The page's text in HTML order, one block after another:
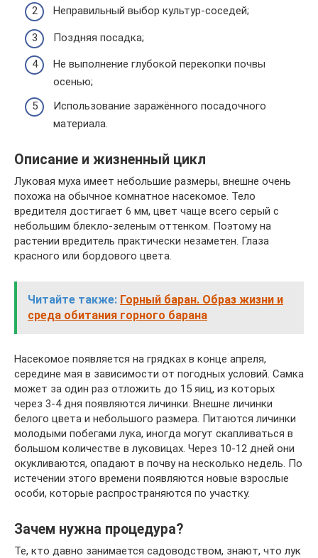
Неправильный выбор культур-соседей;
Поздняя посадка;
Не выполнение глубокой перекопки почвы
осенью;
Использование заражённого посадочного
материала.
Описание и жизненный цикл
Луковая муха имеет небольшие размеры, внешне очень
похожа на обычное комнатное насекомое. Тело
вредителя достигает 6 мм, цвет чаще всего серый с
небольшим блекло-зеленым оттенком. Поэтому на
растении вредитель практически незаметен. Глаза
красного или бордового цвета.
Читайте также: Горный баран. Образ жизни и
среда обитания горного барана
Насекомое появляется на грядках в конце апреля,
середине мая в зависимости от погодных условий. Самка
может за один раз отложить до 15 яиц, из которых
через 3-4 дня появляются личинки. Внешне личинки
белого цвета и небольшого размера. Питаются личинки
молодыми побегами лука, иногда могут скапливаться в
большом количестве в луковицах. Через 10-12 дней они
окукливаются, опадают в почву на несколько недель. По
истечении этого времени появляются новые взрослые
особи, которые распространяются по участку.
Зачем нужна процедура?
Те, кто давно занимается садоводством, знают, что лук